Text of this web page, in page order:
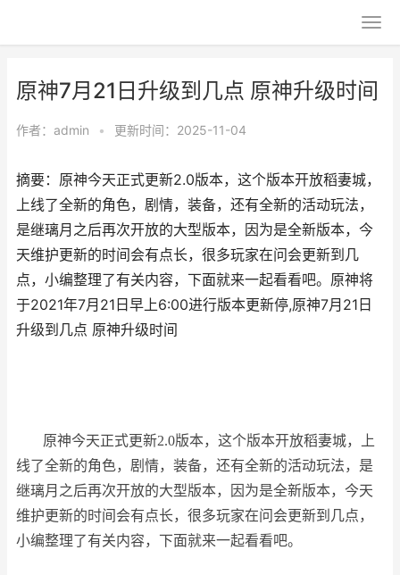
原神7月21日升级到几点 原神升级时间
作者： admin • 更新时间：2025-11-04
摘要：原神今天正式更新2.0版本，这个版本开放稻妻城，
上线了全新的角色，剧情，装备，还有全新的活动玩法，
是继璃月之后再次开放的大型版本，因为是全新版本，今
天维护更新的时间会有点长，很多玩家在问会更新到几
点，小编整理了有关内容，下面就来一起看看吧。原神将
于2021年7月21日早上6:00进行版本更新停,原神7月21日
升级到几点 原神升级时间
原神今天正式更新2.0版本，这个版本开放稻妻城，上
线了全新的角色，剧情，装备，还有全新的活动玩法，是
继璃月之后再次开放的大型版本，因为是全新版本，今天
维护更新的时间会有点长，很多玩家在问会更新到几点，
小编整理了有关内容，下面就来一起看看吧。